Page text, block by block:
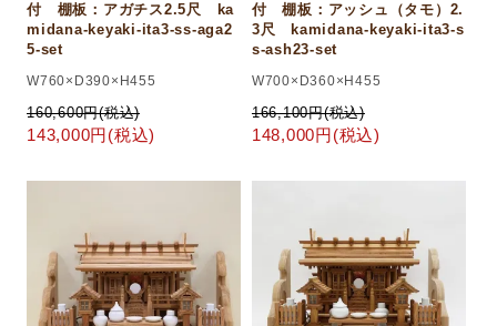
付 棚板：アガチス2.5尺 ka
midana-keyaki-ita3-ss-aga2
5-set
W760×D390×H455
160,600円(税込)
143,000円(税込)
付 棚板：アッシュ（タモ）2.
3尺 kamidana-keyaki-ita3-s
s-ash23-set
W700×D360×H455
166,100円(税込)
148,000円(税込)